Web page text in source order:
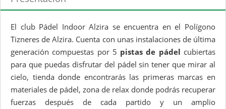
El club Pádel Indoor Alzira se encuentra en el Polígono
Tizneres de Alzira. Cuenta con unas instalaciones de última
generación compuestas por 5 pistas de pádel cubiertas
para que puedas disfrutar del pádel sin tener que mirar al
cielo, tienda donde encontrarás las primeras marcas en
materiales de pádel, zona de relax donde podrás recuperar
fuerzas después de cada partido y un amplio